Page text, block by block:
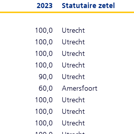
2023
Statutaire zetel
100,0
Utrecht
100,0
Utrecht
100,0
Utrecht
100,0
Utrecht
90,0
Utrecht
60,0
Amersfoort
100,0
Utrecht
100,0
Utrecht
100,0
Utrecht